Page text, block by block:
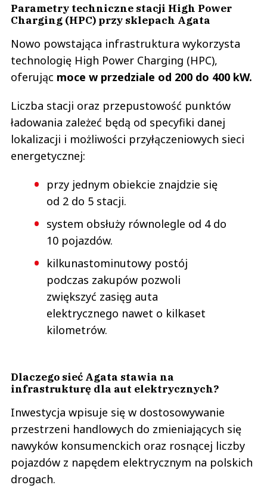
Parametry techniczne stacji High Power
Charging (HPC) przy sklepach Agata
Nowo powstająca infrastruktura wykorzysta
technologię High Power Charging (HPC),
oferując moce w przedziale od 200 do 400 kW.
Liczba stacji oraz przepustowość punktów
ładowania zależeć będą od specyfiki danej
lokalizacji i możliwości przyłączeniowych sieci
energetycznej:
przy jednym obiekcie znajdzie się
od 2 do 5 stacji.
system obsłuży równolegle od 4 do
10 pojazdów.
kilkunastominutowy postój
podczas zakupów pozwoli
zwiększyć zasięg auta
elektrycznego nawet o kilkaset
kilometrów.
Dlaczego sieć Agata stawia na
infrastrukturę dla aut elektrycznych?
Inwestycja wpisuje się w dostosowywanie
przestrzeni handlowych do zmieniających się
nawyków konsumenckich oraz rosnącej liczby
pojazdów z napędem elektrycznym na polskich
drogach.